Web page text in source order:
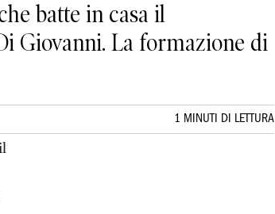
batte in casa il
Giovanni. La formazione di
1 MINUTI DI LETTURA